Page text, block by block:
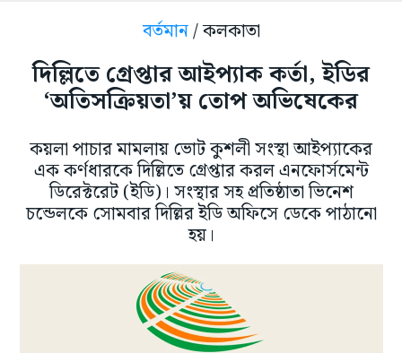
বর্তমান/ কলকাতা
দিল্লিতে গ্রেপ্তার আইপ্যাক কর্তা, ইডির
‘অতিসক্রিয়তা’য় তোপ অভিষেকের
কয়লা পাচার মামলায় ভোট কুশলী সংস্থা আইপ্যাকের
এক কর্ণধারকে দিল্লিতে গ্রেপ্তার করল এনফোর্সমেন্ট
ডিরেক্টরেট (ইডি)। সংস্থার সহ প্রতিষ্ঠাতা ভিনেশ
চন্ডেলকে সোমবার দিল্লির ইডি অফিসে ডেকে পাঠানো
হয়।